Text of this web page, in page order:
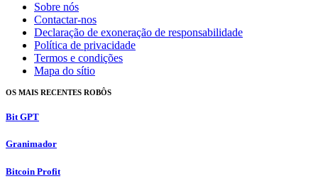
Sobre nós
Contactar-nos
Declaração de exoneração de responsabilidade
Política de privacidade
Termos e condições
Mapa do sítio
OS MAIS RECENTES ROBÔS
Bit GPT
Granimador
Bitcoin Profit